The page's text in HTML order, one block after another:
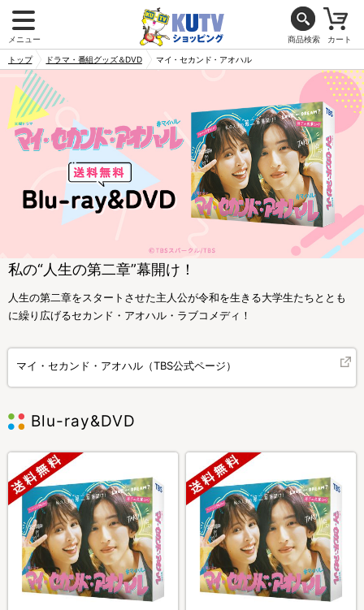
メニュー 商品検索 カート
トップ ドラマ・番組グッズ＆DVD マイ・セカンド・アオハル
私の“人生の第二章”幕開け！
人生の第二章をスタートさせた主人公が令和を生きる大学生たちととも
に繰り広げるセカンド・アオハル・ラブコメディ！
マイ・セカンド・アオハル（TBS公式ページ）
Blu-ray&DVD